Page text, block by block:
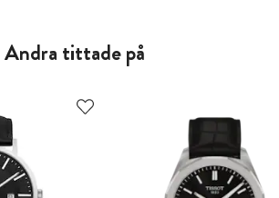
Andra tittade på